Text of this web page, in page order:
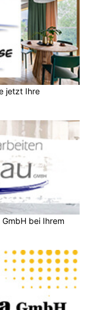
jetzt Ihre
bei Ihrem